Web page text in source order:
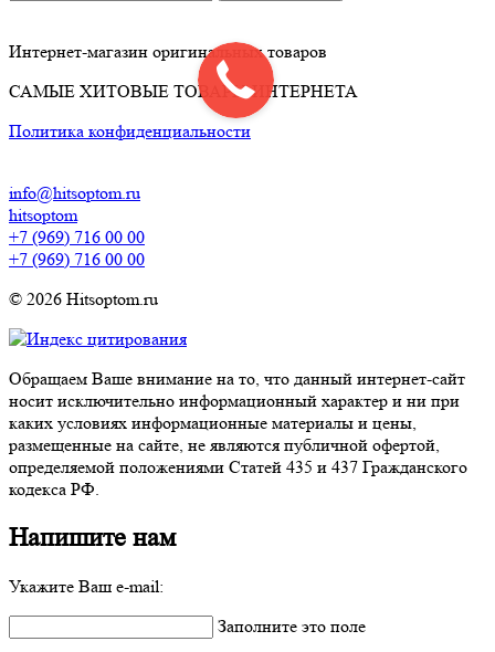
Интернет-магазин оригинальных товаров
САМЫЕ ХИТОВЫЕ ТОВАРЫ ИНТЕРНЕТА
Политика конфиденциальности
info@hitsoptom.ru
hitsoptom
+7 (969) 716 00 00
+7 (969) 716 00 00
© 2026 Hitsoptom.ru
Обращаем Ваше внимание на то, что данный интернет-сайт
носит исключительно информационный характер и ни при
каких условиях информационные материалы и цены,
размещенные на сайте, не являются публичной офертой,
определяемой положениями Статей 435 и 437 Гражданского
кодекса РФ.
Напишите нам
Укажите Ваш e-mail:
Заполните это поле